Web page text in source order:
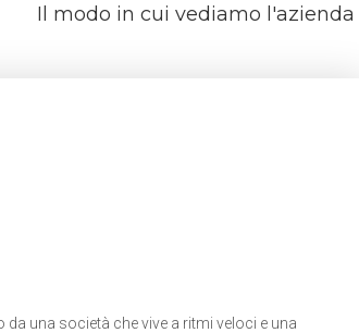
Il modo in cui vediamo
da una società che vive a ritmi veloci e una